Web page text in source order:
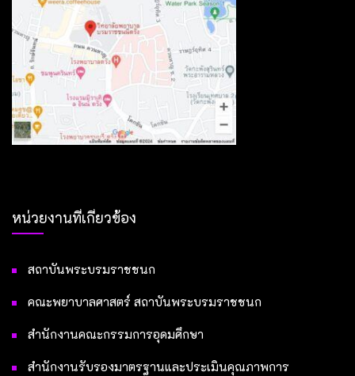
หน่วยงานที่เกี่ยวข้อง
สถาบันพระบรมราชชนก
คณะพยาบาลศาสตร์ สถาบันพระบรมราชชนก
สำนักงานคณะกรรมการอุดมศึกษา
สำนักงานรับรองมาตรฐานและประเมินคุณภาพการ